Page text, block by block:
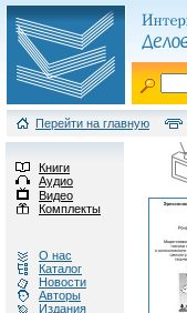
Перейти на главную
Книги
Аудио
Видео
Комплекты
О нас
Каталог
Новости
Авторы
Издания